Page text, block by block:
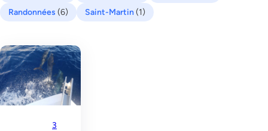
Randonnées (6) Saint-Martin(1)
3